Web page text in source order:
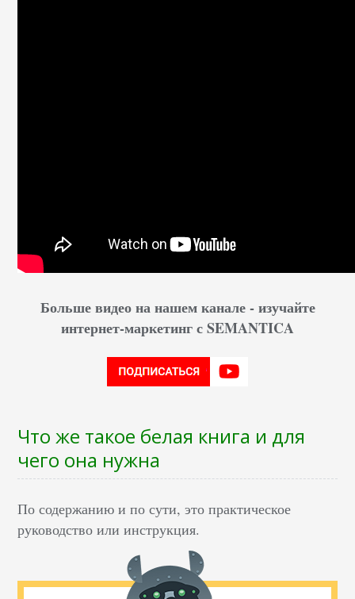
Больше видео на нашем канале - изучайте
интернет-маркетинг с SEMANTICA
Что же такое белая книга и для
чего она нужна
По содержанию и по сути, это практическое
руководство или инструкция.